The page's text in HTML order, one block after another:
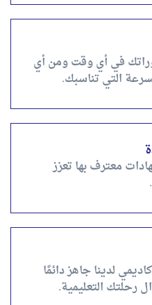
في أي وقت ومن أي
التي تناسبك.
معترف بها تعزز
لدينا جاهز دائمًا
رحلتك التعليمية.